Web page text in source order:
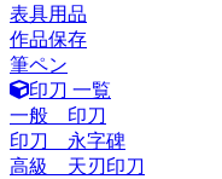
表具用品
作品保存
筆ペン
印刀 一覧
一般 印刀
印刀 永字碑
高級 天刃印刀